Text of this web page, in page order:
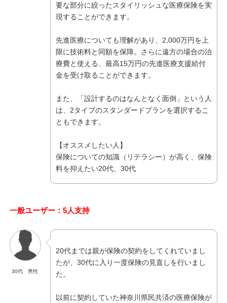
要な部分に絞ったスタイリッシュな医療保険を実
現することができます。
先進医療についても理解があり、2,000万円を上
限に技術料と同額を保障。さらに遠方の場合の治
療費と使える、最高15万円の先進医療支援給付
金を受け取ることができます。
また、「設計するのはなんとなく面倒」という人
は、2タイプのスタンダードプランを選択するこ
ともできます。
【オススメしたい人】
保険についての知識（リテラシー）が高く、保険
料を抑えたい20代、30代
一般ユーザー：5人支持
30代 男性
20代までは親が保険の契約をしてくれていまし
たが、30代に入り一度保険の見直しを行いまし
た。
以前に契約していた神奈川県民共済の医療保険が